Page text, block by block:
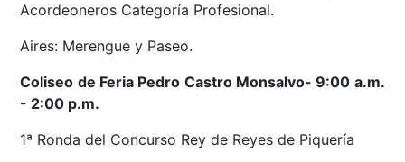
Acordeoneros Categoría Profesional.
Aires: Merengue y Paseo.
Coliseo de Feria Pedro Castro Monsalvo- 9:00 a.m.
- 2:00 p.m.
1ª Ronda del Concurso Rey de Reyes de Piquería